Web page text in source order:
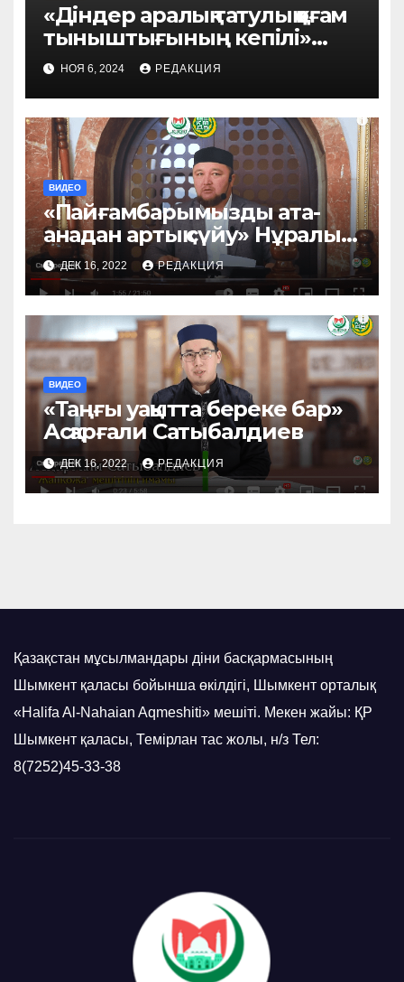
«Діндер аралық татулық қоғам
тыныштығының кепілі»
Әбдіқаһһар Ерматов
НОЯ 6, 2024 РЕДАКЦИЯ
ВИДЕО
«Пайғамбарымызды ата-
анадан артық сүйу» Нұралы
Бақытұлы ұстаз
ДЕК 16, 2022 РЕДАКЦИЯ
ВИДЕО
«Таңғы уақытта береке бар»
Асқарғали Сатыбалдиев
ДЕК 16, 2022 РЕДАКЦИЯ
Қазақстан мұсылмандары діни басқармасының
Шымкент қаласы бойынша өкілдігі, Шымкент орталық
«Halifa Al-Nahaian Aqmeshiti» мешіті. Мекен жайы: ҚР
Шымкент қаласы, Темірлан тас жолы, н/з Тел:
8(7252)45-33-38